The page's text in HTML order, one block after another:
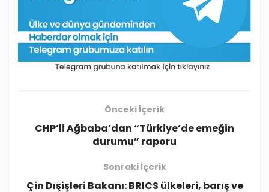
Önceki İçerik
CHP’li Ağbaba’dan “Türkiye’de emeğin
durumu” raporu
Sonraki İçerik
Çin Dışişleri Bakanı: BRICS ülkeleri, barış ve